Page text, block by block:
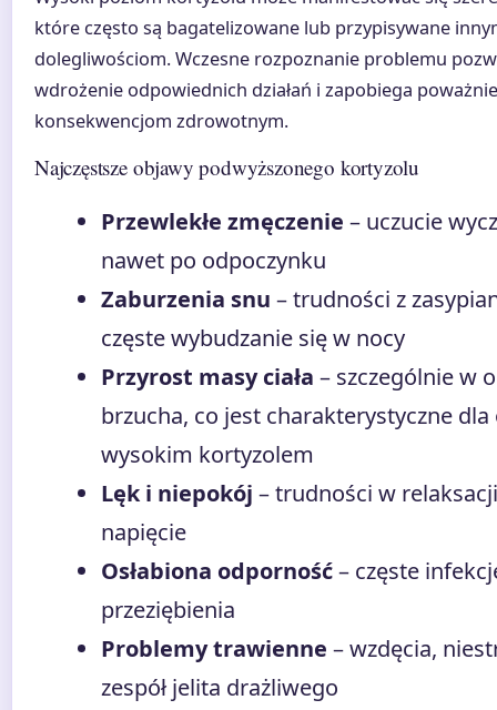
które często są bagatelizowane lub przypisywane
dolegliwościom. Wczesne rozpoznanie problemu
wdrożenie odpowiednich działań i zapobiega
konsekwencjom zdrowotnym.
Najczęstsze objawy podwyższonego kortyzolu
Przewlekłe zmęczenie – uczucie
nawet po odpoczynku
Zaburzenia snu – trudności z
częste wybudzanie się w nocy
Przyrost masy ciała – szczególnie w
brzucha, co jest charakterystyczne dla
wysokim kortyzolem
Lęk i niepokój – trudności w
napięcie
Osłabiona odporność– częste
przeziębienia
Problemy trawienne – wzdęcia,
zespół jelita drażliwego